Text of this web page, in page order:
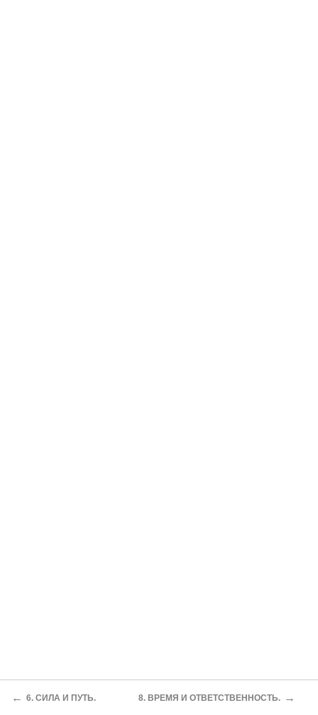
← 6. СИЛА И ПУТЬ. 8. ВРЕМЯ И ОТВЕТСТВЕННОСТЬ. →